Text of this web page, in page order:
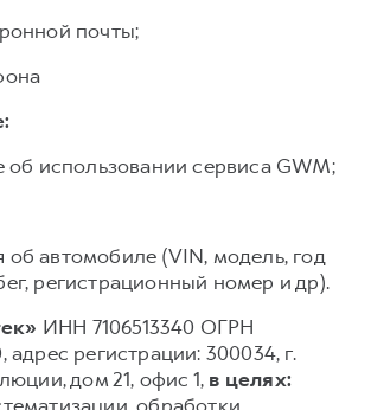
почты;
использовании сервиса GWM;
автомобиле (VIN, модель, год
регистрационный номер и др).
ИНН 7106513340 ОГРН
адрес регистрации: 300034, г.
дом 21, офис 1, в целях: